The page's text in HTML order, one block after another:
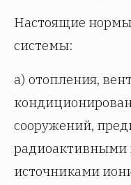
Настоящие нормы
системы:
а) отопления,
сооружений,
радиоактивными
источниками